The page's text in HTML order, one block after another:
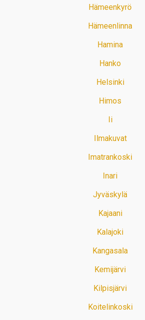
Hämeenkyrö
Hämeenlinna
Hamina
Hanko
Helsinki
Himos
Ii
Ilmakuvat
Imatrankoski
Inari
Jyväskylä
Kajaani
Kalajoki
Kangasala
Kemijärvi
Kilpisjärvi
Koitelinkoski